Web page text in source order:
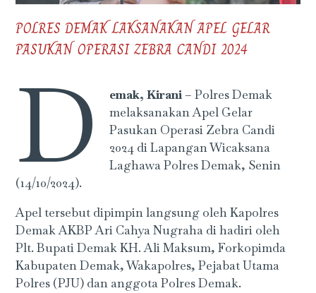
POLRES DEMAK LAKSANAKAN APEL GELAR
PASUKAN OPERASI ZEBRA CANDI 2024
D emak, Kirani– Polres Demak
melaksanakan Apel Gelar
Pasukan Operasi Zebra Candi
2024 di Lapangan Wicaksana
Laghawa Polres Demak, Senin
(14/10/2024).
Apel tersebut dipimpin langsung oleh Kapolres
Demak AKBP Ari Cahya Nugraha di hadiri oleh
Plt. Bupati Demak KH. Ali Maksum, Forkopimda
Kabupaten Demak, Wakapolres, Pejabat Utama
Polres (PJU) dan anggota Polres Demak.